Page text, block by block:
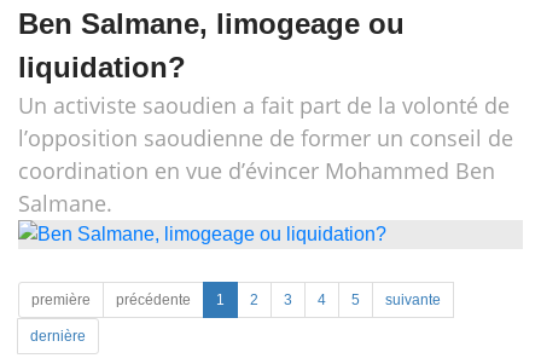
Ben Salmane, limogeage ou
liquidation?
Un activiste saoudien a fait part de la volonté de
l’opposition saoudienne de former un conseil de
coordination en vue d’évincer Mohammed Ben
Salmane.
première précédente 1 2 3 4 5 suivante
dernière